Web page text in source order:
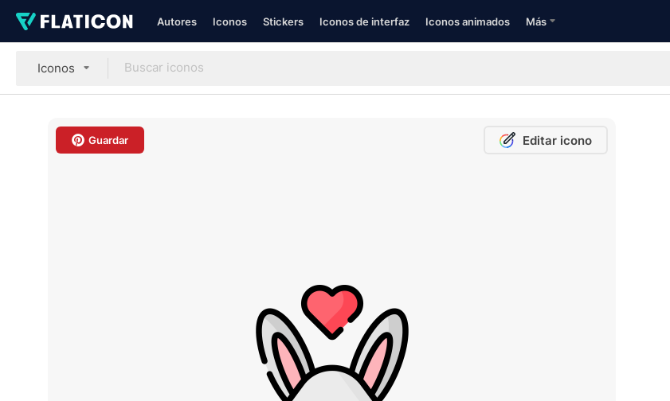
Autores Iconos Stickers Iconos de interfaz Iconos animados Más
Iconos
Guardar Editar icono